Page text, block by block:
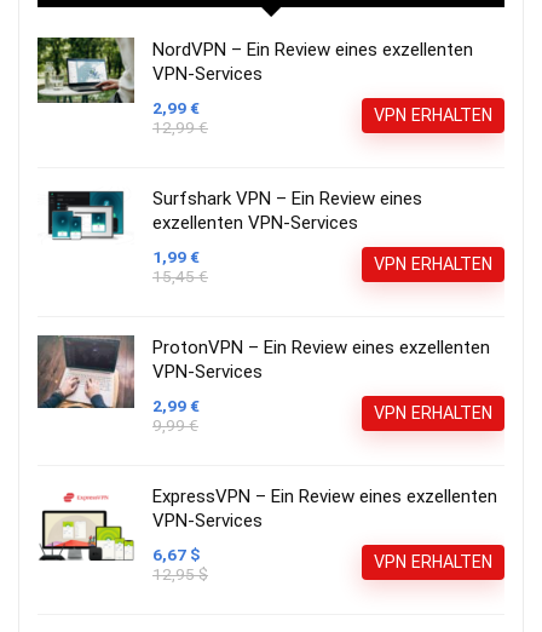
NordVPN – Ein Review eines exzellenten
VPN-Services
2,99 €
12,99 €
VPN ERHALTEN
Surfshark VPN – Ein Review eines
exzellenten VPN-Services
1,99 €
15,45 €
VPN ERHALTEN
ProtonVPN – Ein Review eines exzellenten
VPN-Services
2,99 €
9,99 €
VPN ERHALTEN
ExpressVPN – Ein Review eines exzellenten
VPN-Services
6,67 $
12,95 $
VPN ERHALTEN